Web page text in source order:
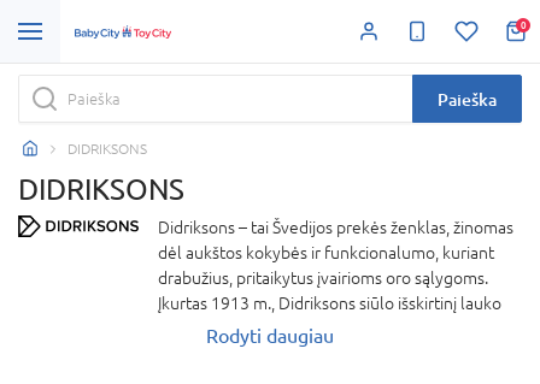
0
Paieška
DIDRIKSONS
DIDRIKSONS
Didriksons – tai Švedijos prekės ženklas, žinomas
dėl aukštos kokybės ir funkcionalumo, kuriant
drabužius, pritaikytus įvairioms oro sąlygoms.
Įkurtas 1913 m., Didriksons siūlo išskirtinį lauko
aprangos asortimentą, derinantį skandinavišką
Rodyti daugiau